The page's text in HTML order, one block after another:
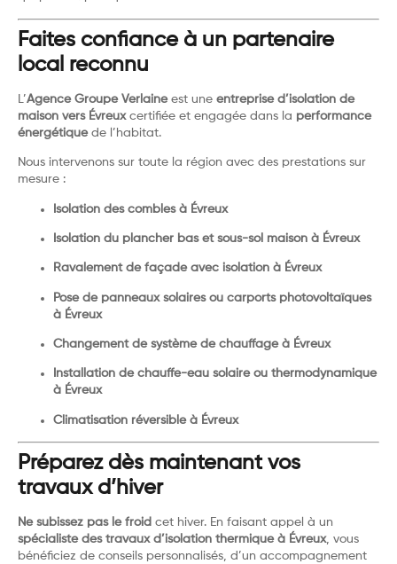
Faites confiance à un partenaire
local reconnu
L’Agence Groupe Verlaineest une entreprise d’isolation de
maison vers Évreuxcertifiée et engagée dans la performance
énergétiquede l’habitat.
Nous intervenons sur toute la région avec des prestations sur
mesure :
Isolation des combles à Évreux
Isolation du plancher bas et sous-sol maison à Évreux
Ravalement de façade avec isolation à Évreux
Pose de panneaux solaires ou carports photovoltaïques
à Évreux
Changement de système de chauffage à Évreux
Installation de chauffe-eau solaire ou thermodynamique
à Évreux
Climatisation réversible à Évreux
Préparez dès maintenant vos
travaux d’hiver
Ne subissez pas le froid cet hiver. En faisant appel à un
spécialiste des travaux d’isolation thermique à Évreux, vous
bénéficiez de conseils personnalisés, d’un accompagnement